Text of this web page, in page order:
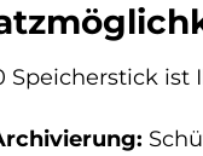
Speicherstick